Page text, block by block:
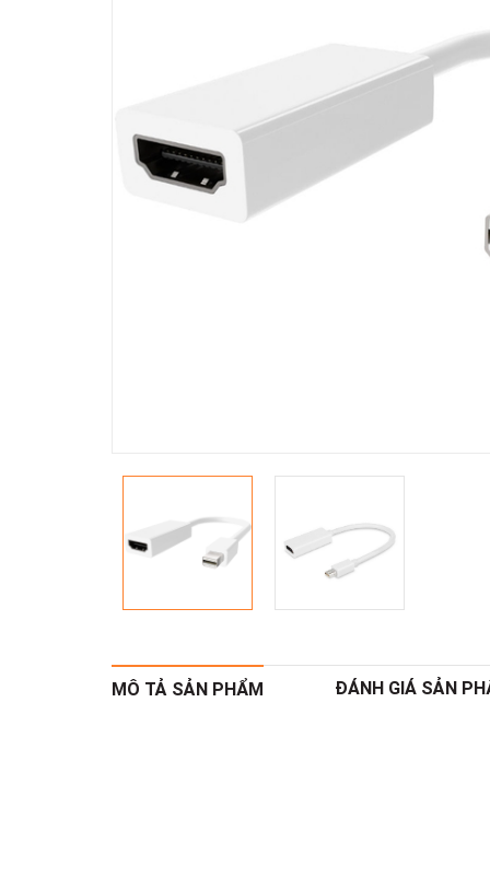
MÔ TẢ SẢN PHẨM ĐÁNH GIÁ SẢN